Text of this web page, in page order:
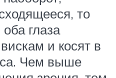
то
глаза
и косят в
Чем выше